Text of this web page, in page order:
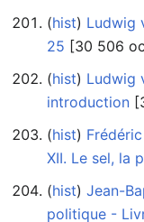
(hist) ‎ Ludwig
25 ‎[30 506
(hist) ‎ Ludwig
introduction
(hist) ‎
XII. Le sel, la
(hist) ‎ Jean-
politique -